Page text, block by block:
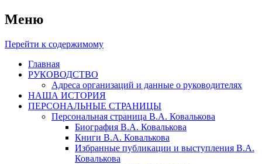
Меню
Перейти к содержимому
Главная
РУКОВОДСТВО
Адреса организаций и данные о руководителях
НАША ИСТОРИЯ
ПЕРСОНАЛЬНЫЕ СТРАНИЦЫ
Персональная страница В.А. Ковалькова
Биография В.А. Ковалькова
Книги В.А. Ковалькова
Избранные публикации и выступления В.А.
Ковалькова